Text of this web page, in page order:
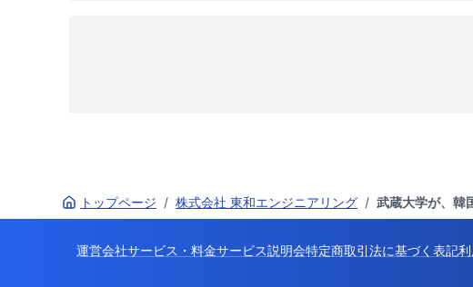
トップページ / 株式会社 東和エンジニアリング / 武蔵大学が、韓
運営会社サービス・料金サービス説明会特定商取引法に基づく表記